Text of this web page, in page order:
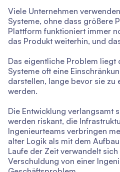
Viele Unternehmen
Systeme, ohne dass größere
Plattform funktioniert immer
das Produkt weiterhin, und
Das eigentliche Problem liegt
Systeme oft eine
darstellen, lange bevor sie zu
werden.
Die Entwicklung verlangsamt
werden riskant, die
Ingenieurteams verbringen
alter Logik als mit dem
Laufe der Zeit verwandelt
Verschuldung von einer